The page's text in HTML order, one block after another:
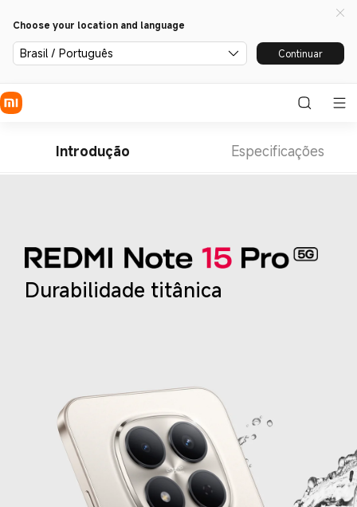
Choose your location and language
Brasil / Português Continuar
Introdução Especificações
Durabilidade titânica